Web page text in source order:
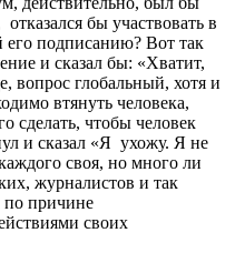
бы участвовать в
подписанию? Вот так
и сказал бы: «Хватит,
вопрос глобальный, хотя и
втянуть человека,
сделать, чтобы человек
и сказал «Я ухожу. Я не
своя, но много ли
журналистов и так
по причине
своих